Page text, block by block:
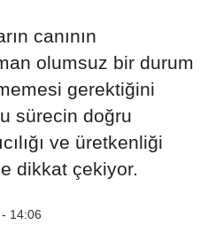
canının
olumsuz bir durum
gerektiğini
sürecin doğru
ve üretkenliği
dikkat çekiyor.
14:06